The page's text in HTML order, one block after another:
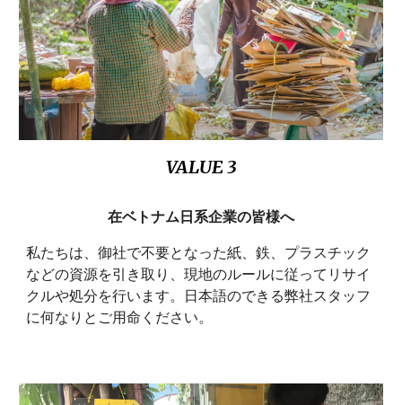
VALUE 3
在ベトナム日系企業の皆様へ
私たちは、御社で不要となった紙、鉄、プラスチック
などの資源を引き取り、現地のルールに従ってリサイ
クルや処分を行います。日本語のできる弊社スタッフ
に何なりとご用命ください。